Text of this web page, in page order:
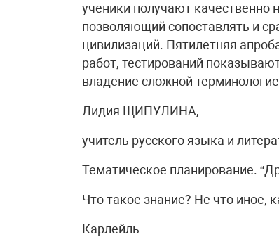
ученики получают качественно
позволяющий сопоставлять и
цивилизаций. Пятилетняя
работ, тестирований
владение сложной
Лидия ЩИПУЛИНА,
учитель русского языка и
Тематическое планирование.
Что такое знание? Не что иное,
Карлейль